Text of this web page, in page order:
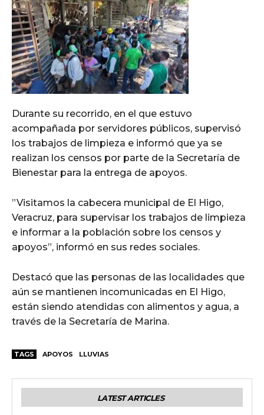
Durante su recorrido, en el que estuvo
acompañada por servidores públicos, supervisó
los trabajos de limpieza e informó que ya se
realizan los censos por parte de la Secretaría de
Bienestar para la entrega de apoyos.
”Visitamos la cabecera municipal de El Higo,
Veracruz, para supervisar los trabajos de limpieza
e informar a la población sobre los censos y
apoyos”, informó en sus redes sociales.
Destacó que las personas de las localidades que
aún se mantienen incomunicadas en El Higo,
están siendo atendidas con alimentos y agua, a
través de la Secretaría de Marina.
TAGS APOYOS LLUVIAS
LATEST ARTICLES